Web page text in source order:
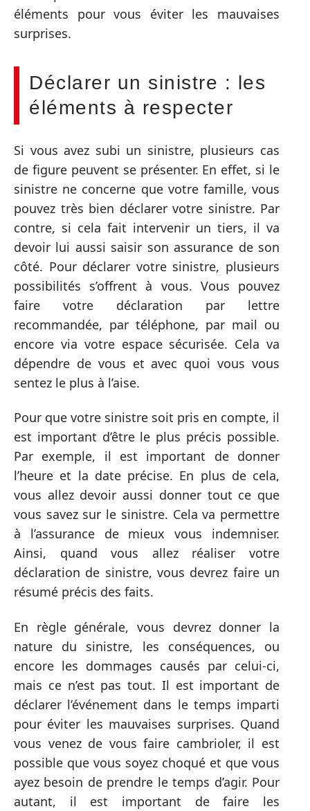
éléments pour vous éviter les mauvaises
surprises.
Déclarer un sinistre : les
éléments à respecter
Si vous avez subi un sinistre, plusieurs cas
de figure peuvent se présenter. En effet, si le
sinistre ne concerne que votre famille, vous
pouvez très bien déclarer votre sinistre. Par
contre, si cela fait intervenir un tiers, il va
devoir lui aussi saisir son assurance de son
côté. Pour déclarer votre sinistre, plusieurs
possibilités s’offrent à vous. Vous pouvez
faire votre déclaration par lettre
recommandée, par téléphone, par mail ou
encore via votre espace sécurisée. Cela va
dépendre de vous et avec quoi vous vous
sentez le plus à l’aise.
Pour que votre sinistre soit pris en compte, il
est important d’être le plus précis possible.
Par exemple, il est important de donner
l’heure et la date précise. En plus de cela,
vous allez devoir aussi donner tout ce que
vous savez sur le sinistre. Cela va permettre
à l’assurance de mieux vous indemniser.
Ainsi, quand vous allez réaliser votre
déclaration de sinistre, vous devrez faire un
résumé précis des faits.
En règle générale, vous devrez donner la
nature du sinistre, les conséquences, ou
encore les dommages causés par celui-ci,
mais ce n’est pas tout. Il est important de
déclarer l’événement dans le temps imparti
pour éviter les mauvaises surprises. Quand
vous venez de vous faire cambrioler, il est
possible que vous soyez choqué et que vous
ayez besoin de prendre le temps d’agir. Pour
autant, il est important de faire les